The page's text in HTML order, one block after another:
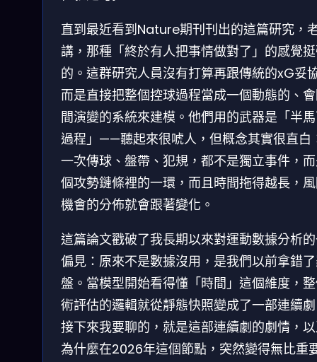
直到最近看到Nature期刊刊出的這篇研究，
講，那種「終於有人把事情做對了」的感覺
的。這群研究人員沒有打算再跟傳統的xG妥
而是直接把整個控球過程當成一個動態的、
間演變的系統來建模。他們用的武器是「半
過程」——聽起來很唬人，但概念其實很直白
一次傳球、盤帶、犯規，都不是獨立事件，
個攻勢鏈條裡的一環，而且時間拖得越長，
機會的分佈就會跟著變化。
這篇論文戳破了我長期以來對運動數據分析
偏見：原來不是數據沒用，是我們以前拿錯
盤。當模型開始看得懂「時間」這個維度，
術評估的邏輯就從靜態快照變成了一部連續
接下來我要聊的，就是這部連續劇的劇情，
為什麼在2026年這個節點，突然變得無比重